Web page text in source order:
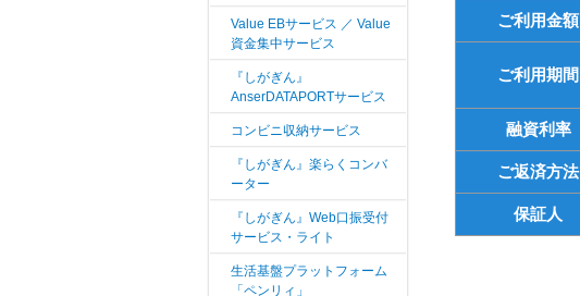
Value EBサービス ／ Value
資金集中サービス
『しがぎん』
AnserDATAPORTサービス
コンビニ収納サービス
『しがぎん』楽らくコンバ
ーター
『しがぎん』Web口振受付
サービス・ライト
生活基盤プラットフォーム
「ペンリィ」
ご利用金額
ご利用期間
融資利率
ご返済方法
保証人